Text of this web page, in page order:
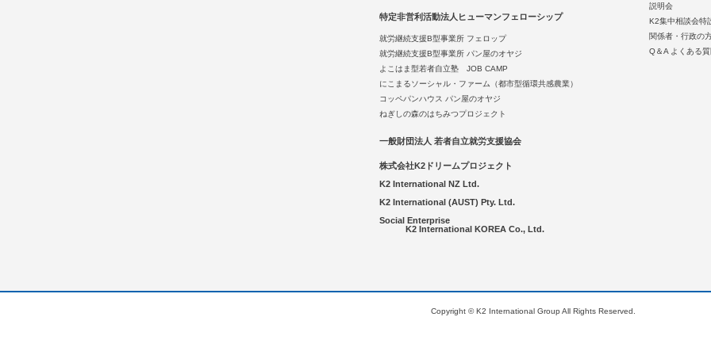
特定非営利活動法人ヒューマンフェローシップ
就労継続支援B型事業所 フェロップ
就労継続支援B型事業所 パン屋のオヤジ
よこはま型若者自立塾 JOB CAMP
にこまるソーシャル・ファーム（都市型循環共感農業）
コッペパンハウス パン屋のオヤジ
ねぎしの森のはちみつプロジェクト
一般財団法人 若者自立就労支援協会
株式会社K2ドリームプロジェクト
K2 International NZ Ltd.
K2 International (AUST) Pty. Ltd.
Social Enterprise
K2 International KOREA Co., Ltd.
説明会
K2集中相談会特
関係者・行政の
Q＆A よくある質
Copyright © K2 International Group All Rights Reserved.